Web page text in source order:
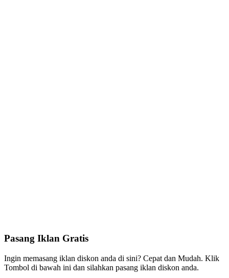
Pasang Iklan Gratis
Ingin memasang iklan diskon anda di sini? Cepat dan Mudah. Klik
Tombol di bawah ini dan silahkan pasang iklan diskon anda.